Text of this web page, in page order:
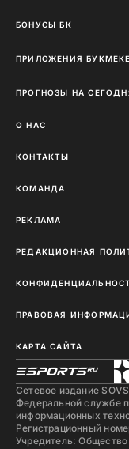
БОНУСЫ БК
ПРИЛОЖЕНИЯ
ПРОГНОЗЫ НА
О НАС
КОНТАКТЫ
КОМАНДА
РЕКЛАМА
РЕДАКЦИОННАЯ
ПРАВОВАЯ
КАРТА САЙТА
Сетевое издание
Федеральной службе
информационных
Регистрационный
Учредитель: Общество